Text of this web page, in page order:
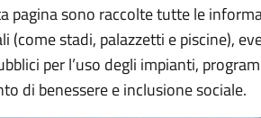
pagina sono raccolte tutte le
(come stadi, palazzetti e piscine),
per l’uso degli impianti,
di benessere e inclusione sociale.